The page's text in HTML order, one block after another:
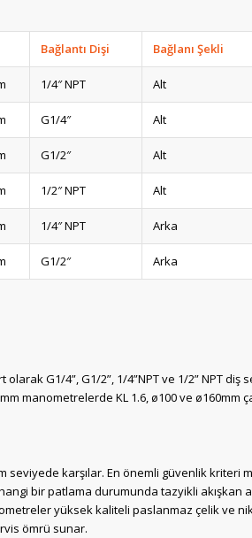
Bağlantı Dişi Bağlanı Şekli
1/4″ NPT Alt
G1/4″ Alt
G1/2″ Alt
1/2″ NPT Alt
1/4″ NPT Arka
G1/2″ Arka
G1/4”, G1/2”, 1/4”NPT ve 1/2” NPT
manometrelerde KL 1.6, ø100 ve ø160mm
karşılar. En önemli güvenlik kriteri
bir patlama durumunda tazyikli akışkan
yüksek kaliteli paslanmaz çelik ve
ömrü sunar.